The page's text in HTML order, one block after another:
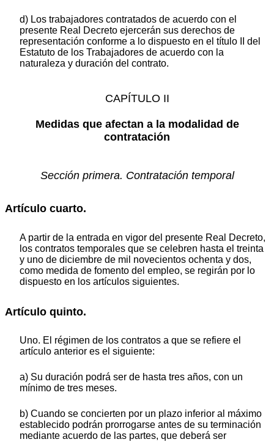
d) Los trabajadores contratados de acuerdo con el
presente Real Decreto ejercerán sus derechos de
representación conforme a lo dispuesto en el título II del
Estatuto de los Trabajadores de acuerdo con la
naturaleza y duración del contrato.
CAPÍTULO II
Medidas que afectan a la modalidad de
contratación
Sección primera. Contratación temporal
Artículo cuarto.
A partir de la entrada en vigor del presente Real Decreto,
los contratos temporales que se celebren hasta el treinta
y uno de diciembre de mil novecientos ochenta y dos,
como medida de fomento del empleo, se regirán por lo
dispuesto en los artículos siguientes.
Artículo quinto.
Uno. El régimen de los contratos a que se refiere el
artículo anterior es el siguiente:
a) Su duración podrá ser de hasta tres años, con un
mínimo de tres meses.
b) Cuando se concierten por un plazo inferior al máximo
establecido podrán prorrogarse antes de su terminación
mediante acuerdo de las partes, que deberá ser